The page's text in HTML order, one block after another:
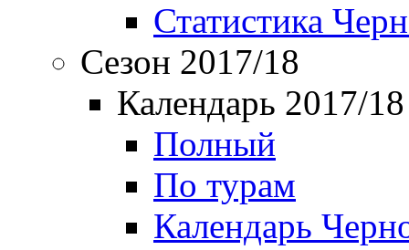
Статистика
Сезон 2017/18
Календарь 2017/18
Полный
По турам
Календарь